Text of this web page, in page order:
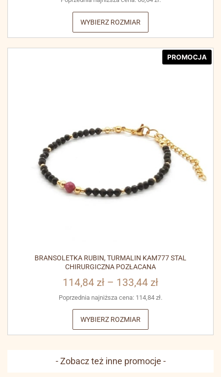
WYBIERZ ROZMIAR
PROMOCJA
BRANSOLETKA RUBIN, TURMALIN KAM777 STAL
CHIRURGICZNA POZŁACANA
114,84 zł – 133,44 zł
Poprzednia najniższa cena: 114,84 zł.
WYBIERZ ROZMIAR
- Zobacz też inne promocje -